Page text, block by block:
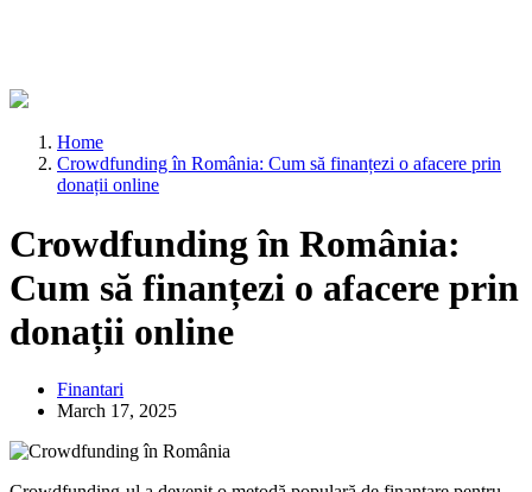
Home
Crowdfunding în România: Cum să finanțezi o afacere prin
donații online
Crowdfunding în România:
Cum să finanțezi o afacere prin
donații online
Finantari
March 17, 2025